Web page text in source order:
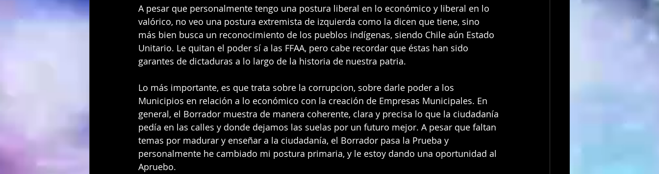
A pesar que personalmente tengo una postura liberal en lo económico y liberal en lo
valórico, no veo una postura extremista de izquierda como la dicen que tiene, sino
más bien busca un reconocimiento de los pueblos indígenas, siendo Chile aún Estado
Unitario. Le quitan el poder sí a las FFAA, pero cabe recordar que éstas han sido
garantes de dictaduras a lo largo de la historia de nuestra patria.
Lo más importante, es que trata sobre la corrupcion, sobre darle poder a los
Municipios en relación a lo económico con la creación de Empresas Municipales. En
general, el Borrador muestra de manera coherente, clara y precisa lo que la ciudadanía
pedía en las calles y donde dejamos las suelas por un futuro mejor. A pesar que faltan
temas por madurar y enseñar a la ciudadanía, el Borrador pasa la Prueba y
personalmente he cambiado mi postura primaria, y le estoy dando una oportunidad al
Apruebo.